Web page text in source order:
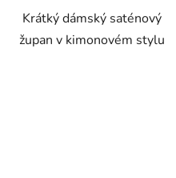
Krátký dámský saténový
župan v kimonovém stylu